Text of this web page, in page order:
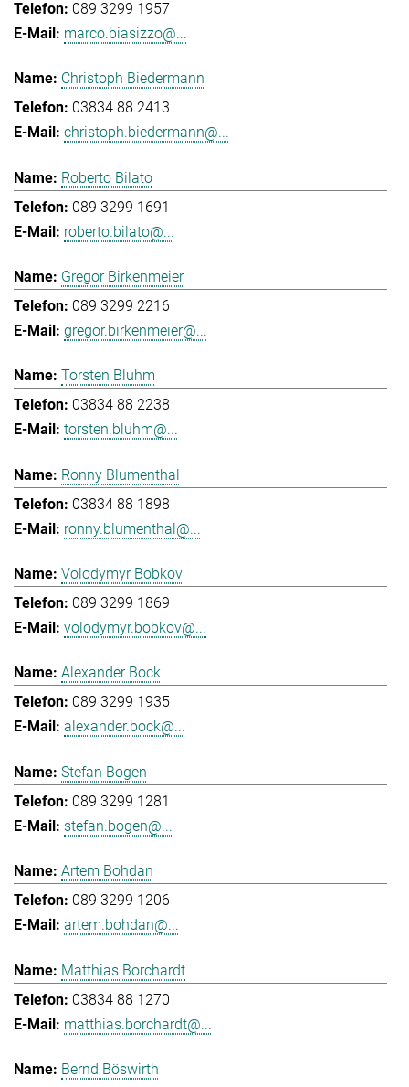
089 3299 1957
marco.biasizzo@...
Christoph Biedermann
03834 88 2413
christoph.biedermann@...
Roberto Bilato
089 3299 1691
roberto.bilato@...
Gregor Birkenmeier
089 3299 2216
gregor.birkenmeier@...
Torsten Bluhm
03834 88 2238
torsten.bluhm@...
Ronny Blumenthal
03834 88 1898
ronny.blumenthal@...
Volodymyr Bobkov
089 3299 1869
volodymyr.bobkov@...
Alexander Bock
089 3299 1935
alexander.bock@...
Stefan Bogen
089 3299 1281
stefan.bogen@...
Artem Bohdan
089 3299 1206
artem.bohdan@...
Matthias Borchardt
03834 88 1270
matthias.borchardt@...
Bernd Böswirth